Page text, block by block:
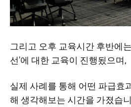
그리고 오후 교육시간 후반에
선'에 대한 교육이 진행됬으며,
실제 사례를 통해 어떤 파급효
해 생각해보는 시간을 가졌습